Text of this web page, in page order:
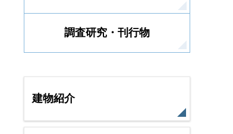
調査研究・刊行物
建物紹介